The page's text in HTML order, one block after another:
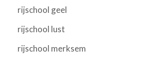
rijschool geel
rijschool lust
rijschool merksem